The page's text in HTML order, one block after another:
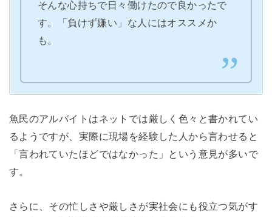
そんな心持ちで日々働けたので良かったで
す。「負けず嫌い」な人にはオススメか
も。
魚民のアルバイトはネットでは厳しく色々と書かれてい
るようですが、実際に現場を経験した人から言わせると
「言われていたほどではなかった」という意見が多いで
す。
さらに、その忙しさや厳しさが実社会にも役立つ気がす